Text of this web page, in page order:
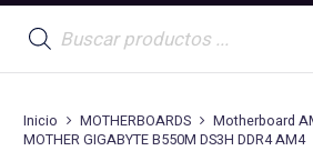
de
productos
Inicio MOTHERBOARDS
Motherboard
MOTHER GIGABYTE B550M DS3H DDR4 AM4